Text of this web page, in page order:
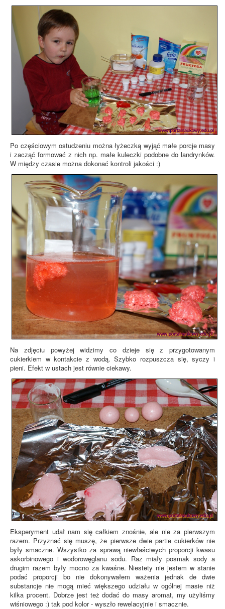
Po częściowym ostudzeniu można łyżeczką wyjąć małe porcje masy
i zacząć formować z nich np. małe kuleczki podobne do landrynków.
W między czasie można dokonać kontroli jakości :)
Na zdjęciu powyżej widzimy co dzieje się z przygotowanym
cukierkiem w kontakcie z wodą. Szybko rozpuszcza się, syczy i
pieni. Efekt w ustach jest równie ciekawy.
Eksperyment udał nam się całkiem znośnie, ale nie za pierwszym
razem. Przyznać się muszę, że pierwsze dwie partie cukierków nie
były smaczne. Wszystko za sprawą niewłaściwych proporcji kwasu
askorbinowego i wodorowęglanu sodu. Raz miały posmak sody a
drugim razem były mocno za kwaśne. Niestety nie jestem w stanie
podać proporcji bo nie dokonywałem ważenia jednak de dwie
substancje nie mogą mieć większego udziału w ogólnej masie niż
kilka procent. Dobrze jest też dodać do masy aromat, my użyliśmy
wiśniowego :) tak pod kolor - wyszło rewelacyjnie i smacznie.